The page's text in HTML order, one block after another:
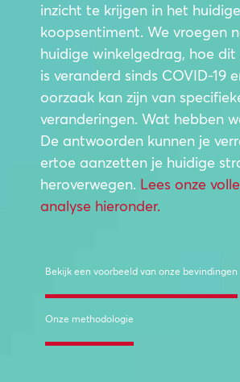
inzicht te krijgen in het huidige
koopsentiment. We vroegen
huidige winkelgedrag, hoe
is veranderd sinds COVID-19
oorzaak kan zijn van
veranderingen. Wat hebben
De antwoorden kunnen je
ertoe aanzetten je huidige
heroverwegen. Lees onze
analyse hieronder.
Bekijk een voorbeeld van onze bevindingen
Onze methodologie